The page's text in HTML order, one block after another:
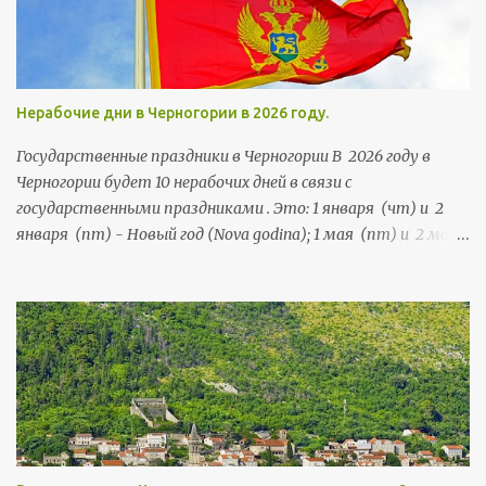
Нерабочие дни в Черногории в 2026 году.
Государственные праздники в Черногории В 2026 году в
Черногории будет 10 нерабочих дней в связи с
государственными праздниками . Это: 1 января (чт) и 2
января (пт) - Новый год (Nova godina); 1 мая (пт) и 2 мая
и 14 июля (вт) - День государственности (Dan državnosti);
13 ноября (пт) и 14 ноября (сб) - Негошев день (Njegošev
dan), праздник черногорской культуры .